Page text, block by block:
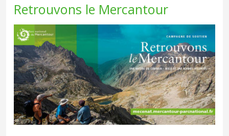
Retrouvons le Mercantour